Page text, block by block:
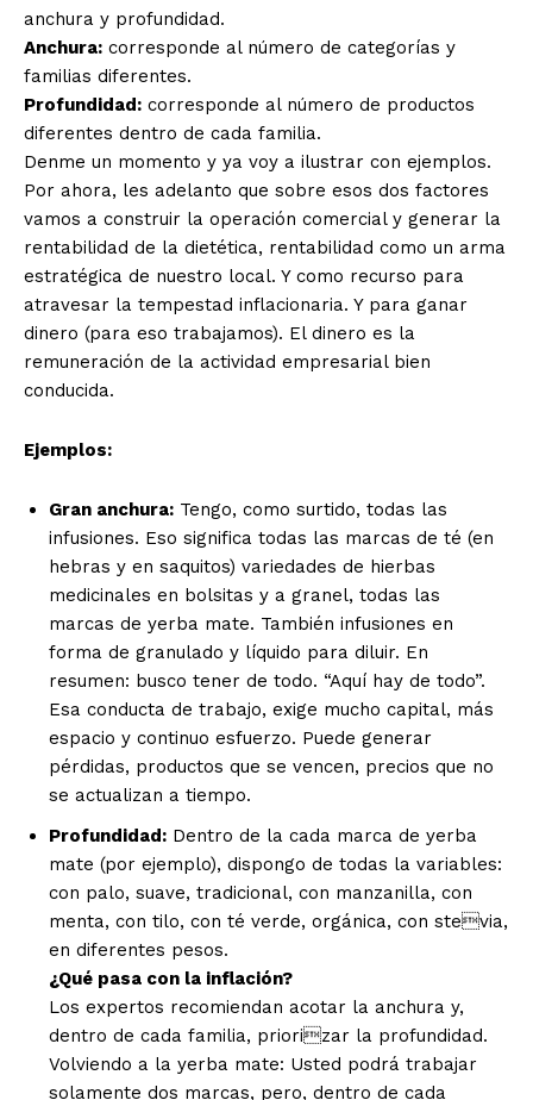
anchura y profundidad.
Anchura: corresponde al número de categorías y
familias diferentes.
Profundidad: corresponde al número de productos
diferentes dentro de cada familia.
Denme un momento y ya voy a ilustrar con ejemplos.
Por ahora, les adelanto que sobre esos dos factores
vamos a construir la operación comercial y generar la
rentabilidad de la dietética, rentabilidad como un arma
estratégica de nuestro local. Y como recurso para
atravesar la tempestad inflacionaria. Y para ganar
dinero (para eso trabajamos). El dinero es la
remuneración de la actividad empresarial bien
conducida.
Ejemplos:
Gran anchura: Tengo, como surtido, todas las
infusiones. Eso significa todas las marcas de té (en
hebras y en saquitos) variedades de hierbas
medicinales en bolsitas y a granel, todas las
marcas de yerba mate. También infusiones en
forma de granulado y líquido para diluir. En
resumen: busco tener de todo. “Aquí hay de todo”.
Esa conducta de trabajo, exige mucho capital, más
espacio y continuo esfuerzo. Puede generar
pérdidas, productos que se vencen, precios que no
se actualizan a tiempo.
Profundidad: Dentro de la cada marca de yerba
mate (por ejemplo), dispongo de todas la variables:
con palo, suave, tradicional, con manzanilla, con
menta, con tilo, con té verde, orgánica, con stevia,
en diferentes pesos.
¿Qué pasa con la inflación?
Los expertos recomiendan acotar la anchura y,
dentro de cada familia, priorizar la profundidad.
Volviendo a la yerba mate: Usted podrá trabajar
solamente dos marcas, pero, dentro de cada